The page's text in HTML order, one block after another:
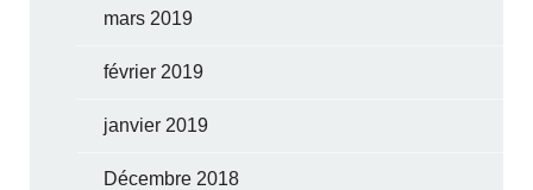
mars 2019
février 2019
janvier 2019
Décembre 2018